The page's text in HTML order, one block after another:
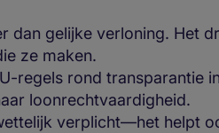
dan gelijke verloning. Het
ze maken.
regels rond transparantie
loonrechtvaardigheid.
verplicht—het helpt